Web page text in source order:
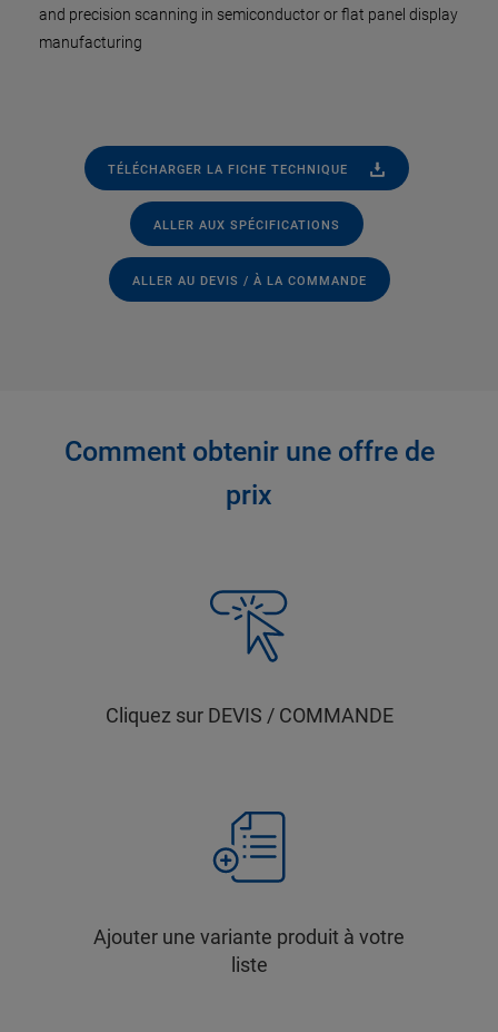
and precision scanning in semiconductor or flat panel display
manufacturing
TÉLÉCHARGER LA FICHE TECHNIQUE
ALLER AUX SPÉCIFICATIONS
ALLER AU DEVIS / À LA COMMANDE
Comment obtenir une offre de
prix
Cliquez sur DEVIS / COMMANDE
Ajouter une variante produit à votre
liste